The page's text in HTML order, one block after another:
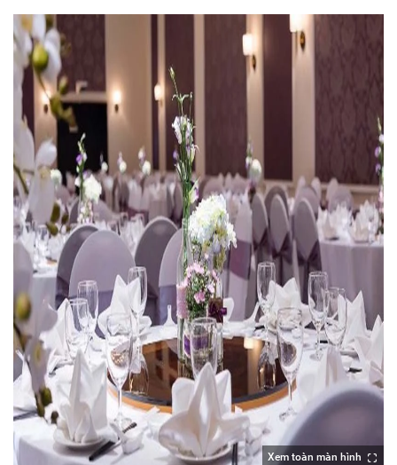
Xem toàn màn hình